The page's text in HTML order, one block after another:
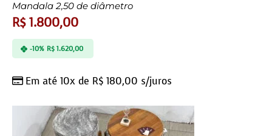
Mandala 2,50 de diâmetro
R$1.800,00
Em até 10x de R$ 180,00 s/juros
-10% R$1.620,00